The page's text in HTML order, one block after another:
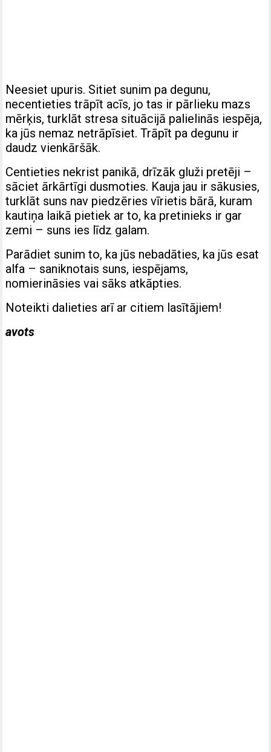
Neesiet upuris. Sitiet sunim pa degunu,
necentieties trāpīt acīs, jo tas ir pārlieku mazs
mērķis, turklāt stresa situācijā palielinās iespēja,
ka jūs nemaz netrāpīsiet. Trāpīt pa degunu ir
daudz vienkāršāk.
Centieties nekrist panikā, drīzāk gluži pretēji –
sāciet ārkārtīgi dusmoties. Kauja jau ir sākusies,
turklāt suns nav piedzēries vīrietis bārā, kuram
kautiņa laikā pietiek ar to, ka pretinieks ir gar
zemi – suns ies līdz galam.
Parādiet sunim to, ka jūs nebadāties, ka jūs esat
alfa – saniknotais suns, iespējams,
nomierināsies vai sāks atkāpties.
Noteikti dalieties arī ar citiem lasītājiem!
avots